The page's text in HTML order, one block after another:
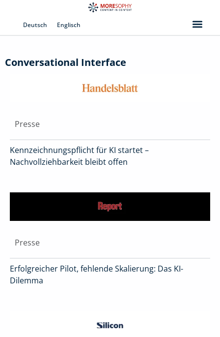
Deutsch Englisch
Conversational Interface
Presse
Kennzeichnungspflicht für KI startet –
Nachvollziehbarkeit bleibt offen
Presse
Erfolgreicher Pilot, fehlende Skalierung: Das KI-
Dilemma